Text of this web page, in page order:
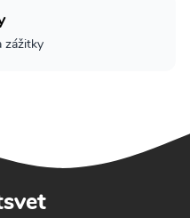
zážitky